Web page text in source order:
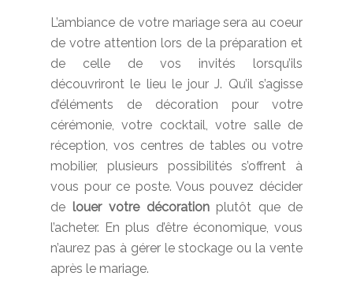
L’ambiance de votre mariage sera au coeur
de votre attention lors de la préparation et
de celle de vos invités lorsqu’ils
découvriront le lieu le jour J. Qu’il s’agisse
d’éléments de décoration pour votre
cérémonie, votre cocktail, votre salle de
réception, vos centres de tables ou votre
mobilier, plusieurs possibilités s’offrent à
vous pour ce poste. Vous pouvez décider
de louer votre décorationplutôt que de
l’acheter. En plus d’être économique, vous
n’aurez pas à gérer le stockage ou la vente
après le mariage.